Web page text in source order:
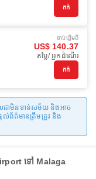
កក់
ចាប់ផ្ដើមពី
US$ 140.37
តម្លៃ/ អ្នកដំណើរ
កក់
លជាមិនទាន់សម័យ និងអាច
ល់ព័ត៌មានត្រឹមត្រូវ និង
ទៅ Malaga